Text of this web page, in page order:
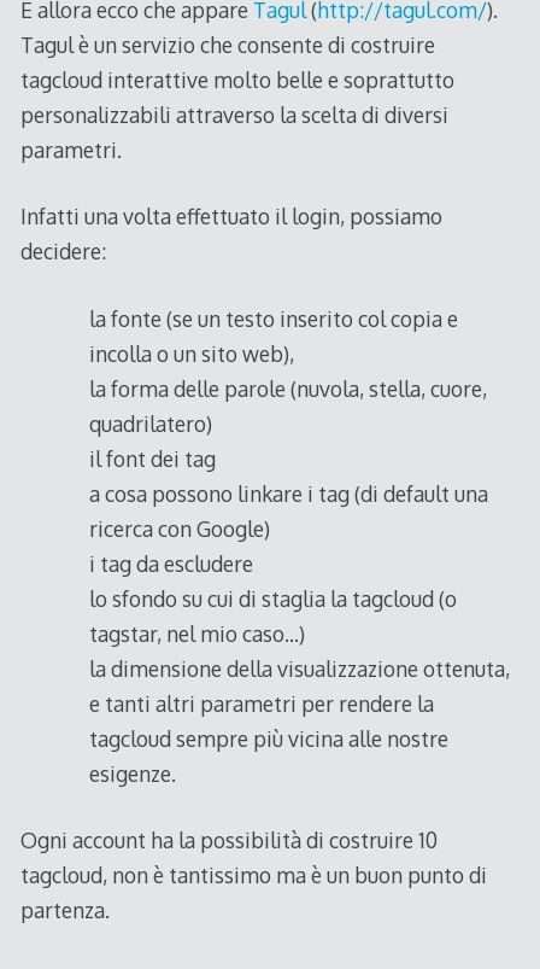
E allora ecco che appare Tagul(http://tagul.com/).
Tagul è un servizio che consente di costruire
tagcloud interattive molto belle e soprattutto
personalizzabili attraverso la scelta di diversi
parametri.
Infatti una volta effettuato il login, possiamo
decidere:
la fonte (se un testo inserito col copia e
incolla o un sito web),
la forma delle parole (nuvola, stella, cuore,
quadrilatero)
il font dei tag
a cosa possono linkare i tag (di default una
ricerca con Google)
i tag da escludere
lo sfondo su cui di staglia la tagcloud (o
tagstar, nel mio caso…)
la dimensione della visualizzazione ottenuta,
e tanti altri parametri per rendere la
tagcloud sempre più vicina alle nostre
esigenze.
Ogni account ha la possibilità di costruire 10
tagcloud, non è tantissimo ma è un buon punto di
partenza.